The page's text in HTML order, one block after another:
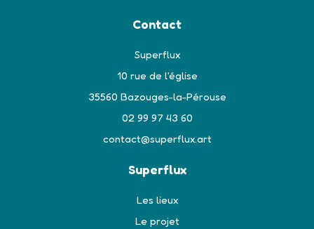
Contact
Superflux
10 rue de l'église
35560 Bazouges-la-Pérouse
02 99 97 43 60
contact@superflux.art
Superflux
Les lieux
Le projet